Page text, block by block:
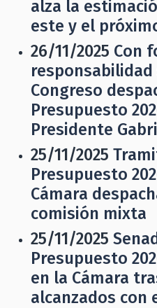
alza la
este y el
26/11/2025 Con
Congreso
Presupuesto
Presidente
25/11/2025
Presupuesto
Cámara
comisión mixta
25/11/2025
Presupuesto
en la Cámara
alcanzados con